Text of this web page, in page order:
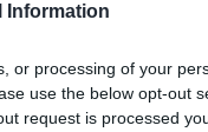
Information
or processing of your
use the below opt-out
request is processed
che in